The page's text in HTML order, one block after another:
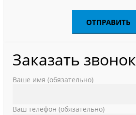
Заказать звонок
Ваше имя (обязательно)
Ваш телефон (обязательно)